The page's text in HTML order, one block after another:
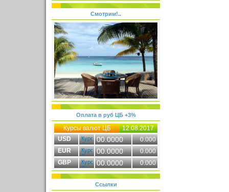
Смотрим!..
Оплата в руб ЦБ +3%
Курсы валют ЦБ
12.08.2017
USD
00.0000
0.000
EUR
00.0000
0.000
GBP
00.0000 0.000
Ссылки